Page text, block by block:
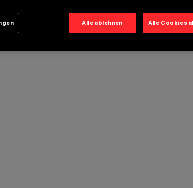
Alle ablehnen Alle Cookies